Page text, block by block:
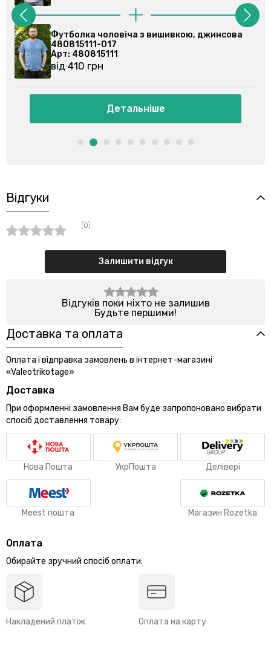
Футболка чоловіча з вишивкою, чорна
480815111-002
Арт: 480815111
від 410 грн
Детальніше
Відгуки
(0)
Залишити відгук
Відгуків поки ніхто не залишив
Будьте першими!
Доставка та оплата
Оплата і відправка замовлень в інтернет-магазині
«Valeotrikotage»
Доставка
При оформленні замовлення Вам буде запропоновано вибрати
спосіб доставлення товару:
Нова Пошта УкрПошта Делівері
Meest пошта Магазин Rozetka
Оплата
Обирайте зручний спосіб оплати:
Накладений платіж Оплата на карту